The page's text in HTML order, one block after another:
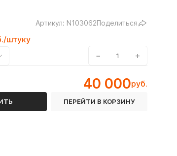
037-50254094-2000 / ТУ 1461-050-
Артикул: N103062Поделиться
штуку
− +
40 000руб.
ПЕРЕЙТИ В КОРЗИНУ